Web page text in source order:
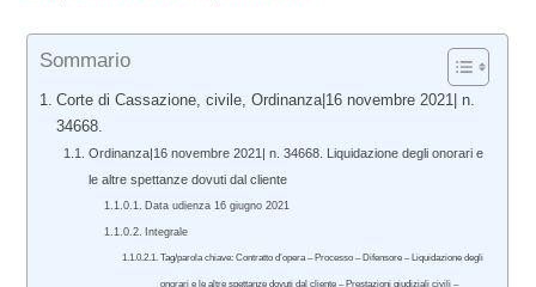
Sommario
Corte di Cassazione, civile, Ordinanza|16 novembre 2021| n.
34668.
Ordinanza|16 novembre 2021| n. 34668. Liquidazione degli onorari e
le altre spettanze dovuti dal cliente
Data udienza 16 giugno 2021
Integrale
Tag/parola chiave: Contratto d’opera – Processo – Difensore – Liquidazione degli
onorari e le altre spettanze dovuti dal cliente – Prestazioni giudiziali civili –